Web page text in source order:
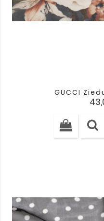
GUCCI